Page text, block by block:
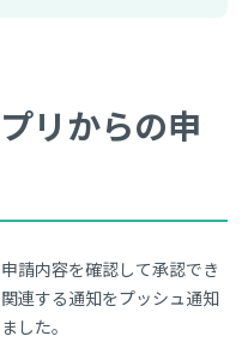
リからの申
請内容を確認して承認でき
連する通知をプッシュ通知
した。